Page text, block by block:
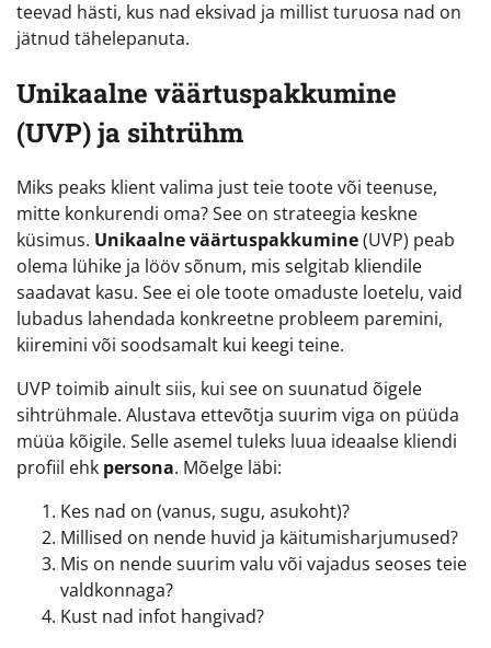
teevad hästi, kus nad eksivad ja millist turuosa nad on
jätnud tähelepanuta.
Unikaalne väärtuspakkumine
(UVP) ja sihtrühm
Miks peaks klient valima just teie toote või teenuse,
mitte konkurendi oma? See on strateegia keskne
küsimus. Unikaalne väärtuspakkumine(UVP) peab
olema lühike ja lööv sõnum, mis selgitab kliendile
saadavat kasu. See ei ole toote omaduste loetelu, vaid
lubadus lahendada konkreetne probleem paremini,
kiiremini või soodsamalt kui keegi teine.
UVP toimib ainult siis, kui see on suunatud õigele
sihtrühmale. Alustava ettevõtja suurim viga on püüda
müüa kõigile. Selle asemel tuleks luua ideaalse kliendi
profiil ehk persona. Mõelge läbi:
Kes nad on (vanus, sugu, asukoht)?
Millised on nende huvid ja käitumisharjumused?
Mis on nende suurim valu või vajadus seoses teie
valdkonnaga?
Kust nad infot hangivad?